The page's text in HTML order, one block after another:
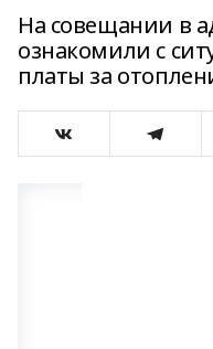
На совещании в
ознакомили с
платы за